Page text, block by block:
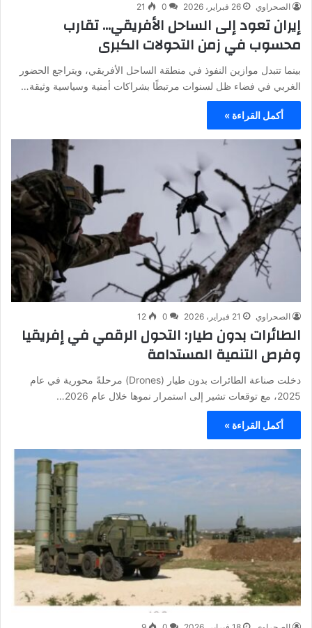
الصحراوي 26 فبراير، 2026 0
21
إيران تعود إلى الساحل الأفريقي… تقارب
محسوب في زمن التحولات الكبرى
بينما تتبدل موازين النفوذ في منطقة الساحل الأفريقي، ويتراجع الحضور
الغربي في فضاء ظل لسنوات مرتبطًا بشراكات أمنية وسياسية وثيقة…
أكمل القراءة »
الصحراوي 21 فبراير، 2026 0
12
الطائرات بدون طيار: التحول الرقمي في إفريقيا
وفرص التنمية المستدامة
دخلت صناعة الطائرات بدون طيار (Drones) مرحلةً محورية في عام
2025، مع توقعات تشير إلى استمرار نموها خلال عام 2026…
أكمل القراءة »